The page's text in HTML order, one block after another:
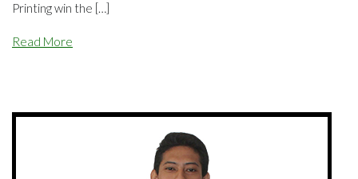
Printing win the […]
Read More